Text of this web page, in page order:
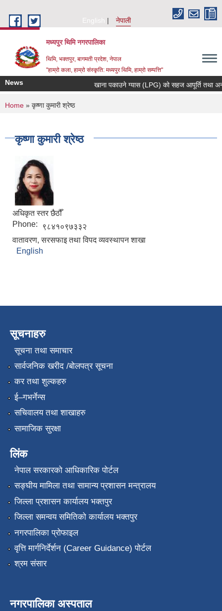
English
नेपाली
मध्यपुर थिमि नगरपालिका
थिमि, भक्तपुर, बागमती प्रदेश, नेपाल
"हाम्रो कला, हाम्रो संस्कृति: मध्यपुर थिमि, हाम्रो सम्पत्ति"
News खाना पकाउने ग्यास (LPG) को सहज आपूर्ति तथा
You are here
Home » कृष्णा कुमारी श्रेष्ठ
कृष्णा कुमारी श्रेष्ठ
अधिकृत स्तर छैठौँ
Phone:
९८४१०९७३३२
वातावरण, सरसफाइ तथा विपद व्यवस्थापन शाखा
English
सूचनाहरु
सूचना तथा समाचार
सार्वजनिक खरीद /बोलपत्र सूचना
कर तथा शुल्कहरु
ई–गभर्नेन्स
सचिवालय तथा शाखाहरु
सामाजिक सुरक्षा
लिंक
नेपाल सरकारको आधिकारिक पोर्टल
सङ्‍घीय मामिला तथा सामान्य प्रशासन मन्त्रालय
जिल्ला प्रशासन कार्यालय भक्तपुर
जिल्ला समन्वय समितिको कार्यालय भक्तपुर
नगरपालिका प्रोफाइल
वृत्ति मार्गनिर्देर्शन (Career Guidance) पोर्टल
श्रम संसार
नगरपालिका अस्पताल